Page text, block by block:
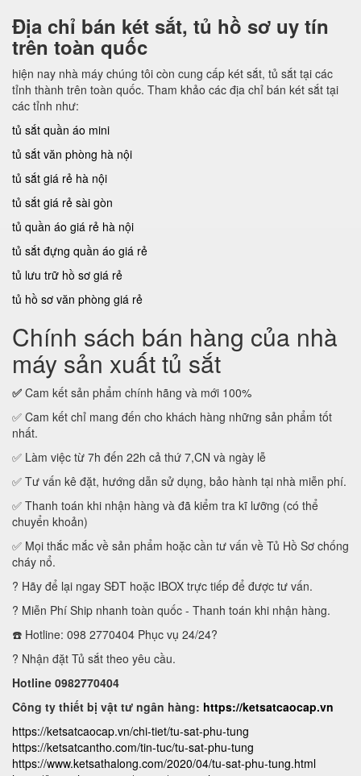
Địa chỉ bán két sắt, tủ hồ sơ uy tín
trên toàn quốc
hiện nay nhà máy chúng tôi còn cung cấp két sắt, tủ sắt tại các
tỉnh thành trên toàn quốc. Tham khảo các địa chỉ bán két sắt tại
các tỉnh như:
tủ sắt quần áo mini
tủ sắt văn phòng hà nội
tủ sắt giá rẻ hà nội
tủ sắt giá rẻ sài gòn
tủ quần áo giá rẻ hà nội
tủ sắt đựng quần áo giá rẻ
tủ lưu trữ hồ sơ giá rẻ
tủ hồ sơ văn phòng giá rẻ
Chính sách bán hàng của nhà
máy sản xuất tủ sắt
✅ Cam kết sản phẩm chính hãng và mới 100%
✅ Cam kết chỉ mang đến cho khách hàng những sản phẩm tốt
nhất.
✅ Làm việc từ 7h đến 22h cả thứ 7,CN và ngày lễ
✅ Tư vấn kê đặt, hướng dẫn sử dụng, bảo hành tại nhà miễn phí.
✅ Thanh toán khi nhận hàng và đã kiểm tra kĩ lưỡng (có thể
chuyển khoản)
✅ Mọi thắc mắc về sản phẩm hoặc cần tư vấn về Tủ Hồ Sơ chống
cháy nổ.
? Hãy để lại ngay SĐT hoặc IBOX trực tiếp để được tư vấn.
? Miễn Phí Ship nhanh toàn quốc - Thanh toán khi nhận hàng.
☎️ Hotline: 098 2770404 Phục vụ 24/24?
? Nhận đặt Tủ sắt theo yêu cầu.
Hotline 0982770404
Công ty thiết bị vật tư ngân hàng: https://ketsatcaocap.vn
https://ketsatcaocap.vn/chi-tiet/tu-sat-phu-tung
https://ketsatcantho.com/tin-tuc/tu-sat-phu-tung
https://www.ketsathalong.com/2020/04/tu-sat-phu-tung.html